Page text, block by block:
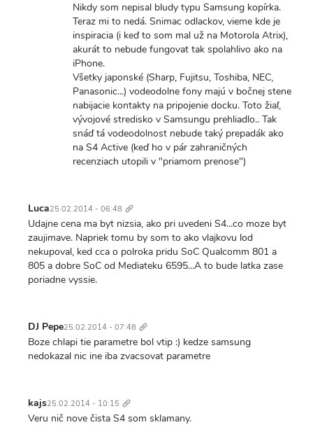
Nikdy som nepisal bludy typu Samsung kopírka.
Teraz mi to nedá. Snimac odlackov, vieme kde je
inspiracia (i keď to som mal už na Motorola Atrix),
akurát to nebude fungovat tak spolahlivo ako na
iPhone.
Všetky japonské (Sharp, Fujitsu, Toshiba, NEC,
Panasonic...) vodeodolne fony majú v bočnej stene
nabijacie kontakty na pripojenie docku. Toto žiaľ,
vývojové stredisko v Samsungu prehliadlo.. Tak
snáď tá vodeodolnost nebude taký prepadák ako
na S4 Active (keď ho v pár zahraničných
recenziach utopili v "priamom prenose")
Luca25.02.2014 - 06:48 odkaz
Udajne cena ma byt nizsia, ako pri uvedeni S4...co moze byt
zaujimave. Napriek tomu by som to ako vlajkovu lod
nekupoval, ked cca o polroka pridu SoC Qualcomm 801 a
805 a dobre SoC od Mediateku 6595...A to bude latka zase
poriadne vyssie.
DJ Pepe25.02.2014 - 07:48 odkaz
Boze chlapi tie parametre bol vtip :) kedze samsung
nedokazal nic ine iba zvacsovat parametre
kajs25.02.2014 - 10:15 odkaz
Veru nič nove čista S4 som sklamany.